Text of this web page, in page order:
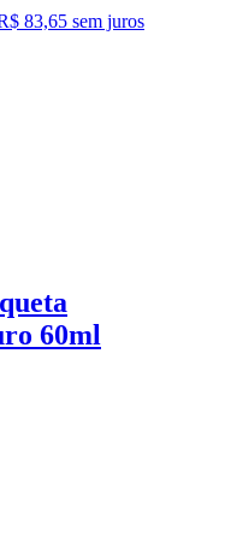
83,65 sem juros
60ml